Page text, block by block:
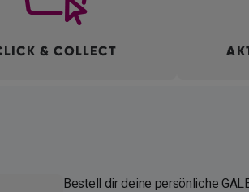
Bestell dir deine persönliche